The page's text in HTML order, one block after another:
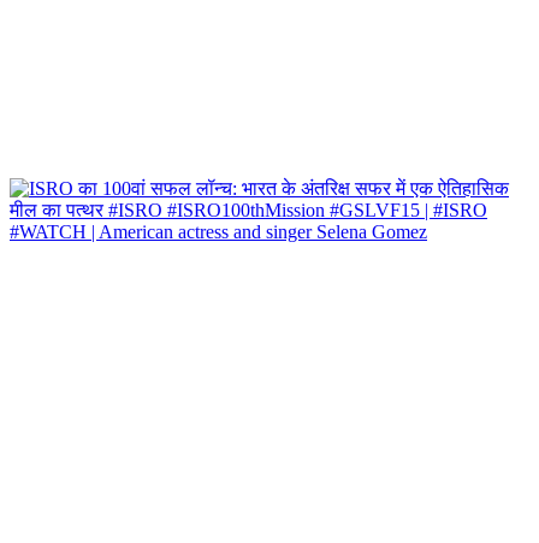
#WATCH | American actress and singer Selena Gomez